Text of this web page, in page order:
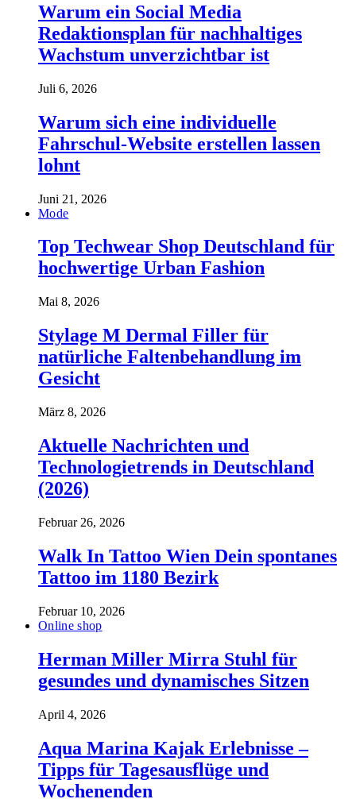
Warum ein Social Media
Redaktionsplan für nachhaltiges
Wachstum unverzichtbar ist
Juli 6, 2026
Warum sich eine individuelle
Fahrschul-Website erstellen lassen
lohnt
Juni 21, 2026
Mode
Top Techwear Shop Deutschland für
hochwertige Urban Fashion
Mai 8, 2026
Stylage M Dermal Filler für
natürliche Faltenbehandlung im
Gesicht
März 8, 2026
Aktuelle Nachrichten und
Technologietrends in Deutschland
(2026)
Februar 26, 2026
Walk In Tattoo Wien Dein spontanes
Tattoo im 1180 Bezirk
Februar 10, 2026
Online shop
Herman Miller Mirra Stuhl für
gesundes und dynamisches Sitzen
April 4, 2026
Aqua Marina Kajak Erlebnisse –
Tipps für Tagesausflüge und
Wochenenden